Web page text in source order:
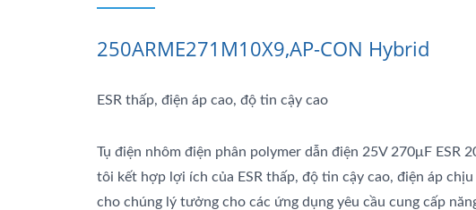
250ARME271M10X9,AP-CON Hybrid
ESR thấp, điện áp cao, độ tin cậy cao
Tụ điện nhôm điện phân polymer dẫn điện 25V 270μF ESR
tôi kết hợp lợi ích của ESR thấp, độ tin cậy cao, điện áp chịu
cho chúng lý tưởng cho các ứng dụng yêu cầu cung cấp